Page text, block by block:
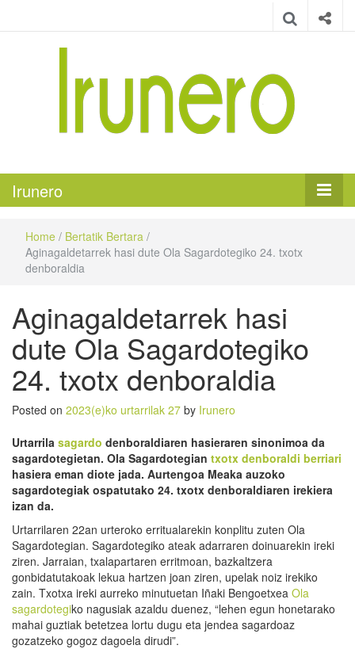
Irunero
Home / Bertatik Bertara /
Aginagaldetarrek hasi dute Ola Sagardotegiko 24. txotx
denboraldia
Aginagaldetarrek hasi
dute Ola Sagardotegiko
24. txotx denboraldia
Posted on 2023(e)ko urtarrilak 27 by Irunero
Urtarrila sagardo denboraldiaren hasieraren sinonimoa da
sagardotegietan. Ola Sagardotegian txotx denboraldi berriari
hasiera eman diote jada. Aurtengoa Meaka auzoko
sagardotegiak ospatutako 24. txotx denboraldiaren irekiera
izan da.
Urtarrilaren 22an urteroko erritualarekin konplitu zuten Ola
Sagardotegian. Sagardotegiko ateak adarraren doinuarekin ireki
ziren. Jarraian, txalapartaren erritmoan, bazkaltzera
gonbidatutakoak lekua hartzen joan ziren, upelak noiz irekiko
zain. Txotxa ireki aurreko minutuetan Iñaki Bengoetxea Ola
sagardotegiko nagusiak azaldu duenez, “lehen egun honetarako
mahai guztiak betetzea lortu dugu eta jendea sagardoaz
gozatzeko gogoz dagoela dirudi”.